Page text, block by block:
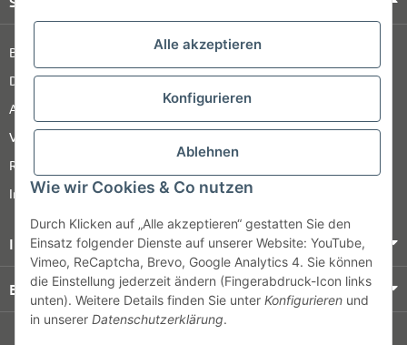
Alle akzeptieren
Konfigurieren
Ablehnen
Wie wir Cookies & Co nutzen
Durch Klicken auf „Alle akzeptieren“ gestatten Sie den
Einsatz folgender Dienste auf unserer Website: YouTube,
Vimeo, ReCaptcha, Brevo, Google Analytics 4. Sie können
die Einstellung jederzeit ändern (Fingerabdruck-Icon links
unten). Weitere Details finden Sie unter Konfigurieren und
in unserer Datenschutzerklärung.
Barrierefreiheitserklärung
Datenschutz
AGB
Versandinformationen
Retour
Impressum
Informationen
Bezahlung & Versand
© HOZ MEDI WERK